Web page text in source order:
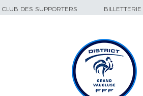
CLUB DES SUPPORTERS BILLETTERIE